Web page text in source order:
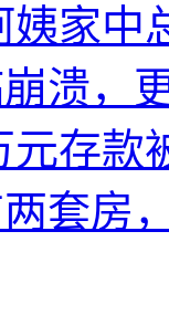
姨家中
崩溃
元存款
两套房